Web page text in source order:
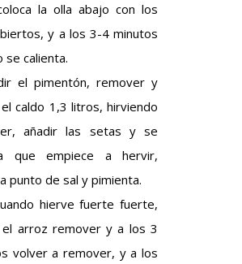
la olla abajo con los
y a los 3-4 minutos
se calienta.
el pimentón, remover y
caldo 1,3 litros, hirviendo
añadir las setas y se
que empiece a hervir,
punto de sal y pimienta.
hierve fuerte fuerte,
el arroz remover y a los 3
volver a remover, y a los